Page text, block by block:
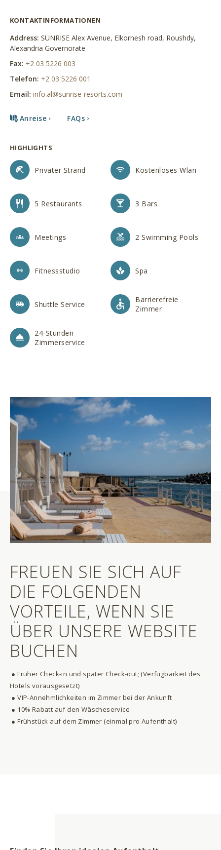
KONTAKTINFORMATIONEN
Address: SUNRISE Alex Avenue, Elkornesh road, Roushdy,
Alexandria Governorate
Fax: +2 03 5226 003
Telefon: +2 03 5226 001
Email: info.al@sunrise-resorts.com
Anreise FAQs
HIGHLIGHTS
Privater Strand Kostenloses Wlan
5 Restaurants 3 Bars
Meetings 2 Swimming Pools
Fitnessstudio Spa
Shuttle Service
Barrierefreie
Zimmer
24-Stunden
Zimmerservice
FREUEN SIE SICH AUF
DIE FOLGENDEN
VORTEILE, WENN SIE
ÜBER UNSERE WEBSITE
BUCHEN
● Früher Check-in und später Check-out; (Verfügbarkeit des
Hotels vorausgesetzt)
● VIP-Annehmlichkeiten im Zimmer bei der Ankunft
● 10% Rabatt auf den Wäscheservice
● Frühstück auf dem Zimmer (einmal pro Aufenthalt)